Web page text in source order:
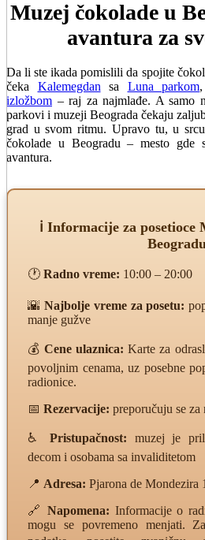
Muzej čokolade u
avantura za
Da li ste ikada pomislili da spojite
čeka Kalemegdan sa Luna parkom,
izložbom – raj za najmlađe. A samo
parkovi i muzeji Beograda čekaju
grad u svom ritmu. Upravo tu, u
čokolade u Beogradu – mesto gde
avantura.
ℹ️ Informacije za posetioce
🕐 Radno vreme: 10:00 – 20:00
🌇Najbolje vreme za posetu:
manje gužve
💰Cene ulaznica: Karte za
povoljnim cenama, uz posebne
radionice.
📅 Rezervacije: preporučuju se
♿ Pristupačnost: muzej je
decom i osobama sa invaliditetom
📍 Adresa: Pjarona de Mondezira
🔗 Napomena: Informacije o
mogu se povremeno menjati.